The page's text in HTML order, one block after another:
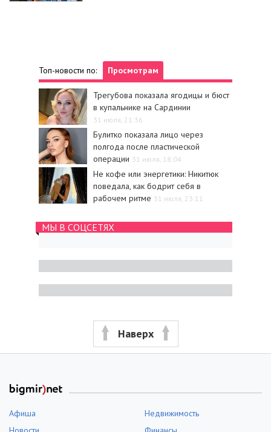
Топ-новости по: Просмотрам
Трегубова показала ягодицы и бюст
в купальнике на Сардинии
31 июля, 21:36
Булитко показала лицо через
полгода после пластической
операции 31 июля, 18:04
Не кофе или энергетики: Никитюк
поведала, как бодрит себя в
рабочем ритме 31 июля, 23:11
МЫ В СОЦСЕТЯХ
Наверх
Афиша
Недвижимость